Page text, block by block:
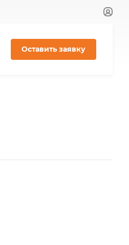
Оставить заявку